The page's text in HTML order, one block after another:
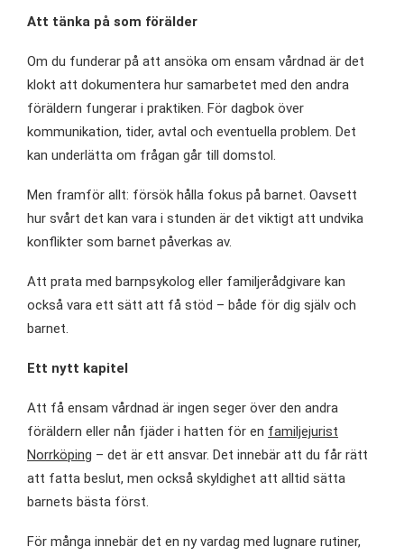
Att tänka på som förälder
Om du funderar på att ansöka om ensam vårdnad är det
klokt att dokumentera hur samarbetet med den andra
föräldern fungerar i praktiken. För dagbok över
kommunikation, tider, avtal och eventuella problem. Det
kan underlätta om frågan går till domstol.
Men framför allt: försök hålla fokus på barnet. Oavsett
hur svårt det kan vara i stunden är det viktigt att undvika
konflikter som barnet påverkas av.
Att prata med barnpsykolog eller familjerådgivare kan
också vara ett sätt att få stöd – både för dig själv och
barnet.
Ett nytt kapitel
Att få ensam vårdnad är ingen seger över den andra
föräldern eller nån fjäder i hatten för en familjejurist
Norrköping – det är ett ansvar. Det innebär att du får rätt
att fatta beslut, men också skyldighet att alltid sätta
barnets bästa först.
För många innebär det en ny vardag med lugnare rutiner,